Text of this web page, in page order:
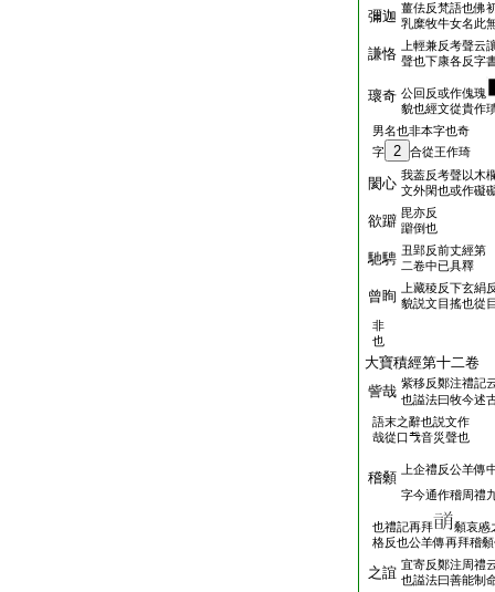
彌迦 薑佉反梵語也佛
乳糜牧牛女名此
謙恪
上輕兼反考聲云
聲也下康各反字
瓌奇 公回反或作傀瑰
貌也經文從貴作
男名也非本字也奇
字
2 合從王作琦
閡心 我葢反考聲以木
文外閑也或作礙
欲躃 毘亦反
躃倒也
馳騁 丑郢反前丈經第
二卷中已具釋
曾眴
上藏稜反下玄絹
貌説文目搖也從
非
也
大寶積經第十二卷
訾哉 紫移反鄭注禮記
也謚法曰牧今述
語末之辭也説文作
哉從口𢦏音災聲也
稽顙
上企禮反公羊傳
字今通作稽周禮
也禮記再拜
顙哀慼
格反也公羊傳再拜稽
之誼 宜寄反鄭注周禮
也謚法曰善能制